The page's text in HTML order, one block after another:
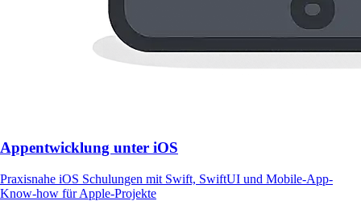
Appentwicklung unter iOS
Praxisnahe iOS Schulungen mit Swift, SwiftUI und Mobile-App-
Know-how für Apple-Projekte